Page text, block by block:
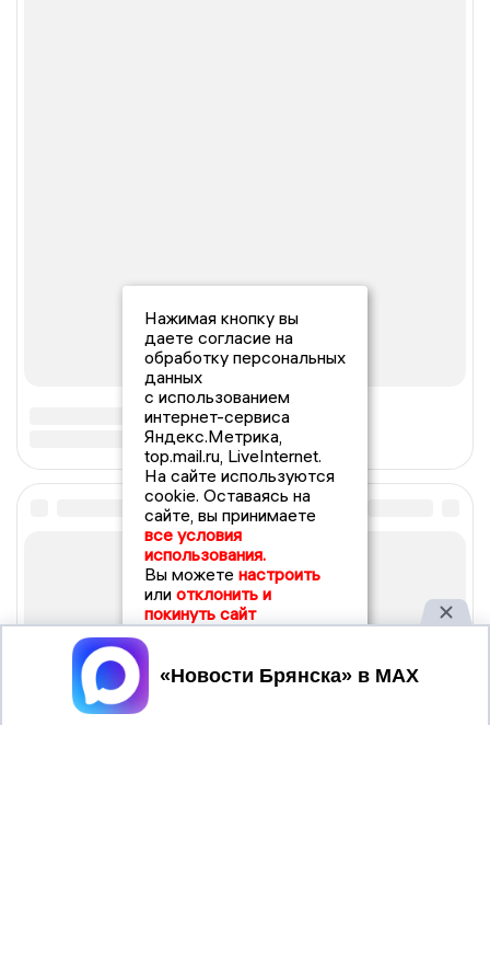
Нажимая кнопку вы
даете согласие на
обработку персональных
данных
с использованием
интернет-сервиса
Яндекс.Метрика,
top.mail.ru, LiveInternet.
На сайте используются
cookie. Оставаясь на
сайте, вы принимаете
все условия
использования.
Вы можете настроить
или отклонить и
покинуть сайт
Принять